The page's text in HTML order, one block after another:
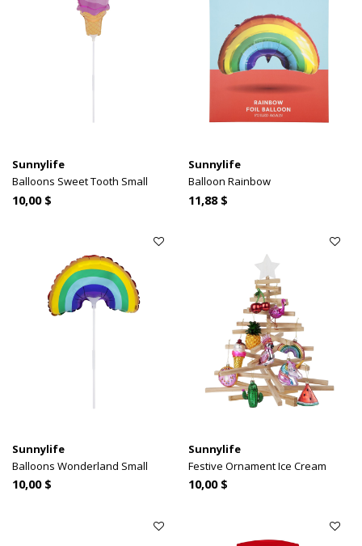
Sunnylife
Balloons Sweet Tooth Small
10,00 $
Sunnylife
Balloon Rainbow
11,88 $
Sunnylife
Balloons Wonderland Small
10,00 $
Sunnylife
Festive Ornament Ice Cream
10,00 $